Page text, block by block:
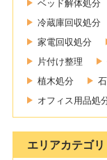
ベッド解体処分
冷蔵庫回収処分
家電回収処分
片付け整理
植木処分
オフィス用品処
エリアカテゴリ